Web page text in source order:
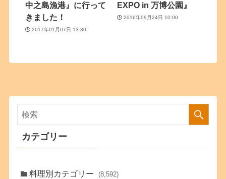
中之島漁港』に行って
きました！
2017年01月07日 13:30
EXPO in 万博公園』
2016年09月24日 10:00
カテゴリー
料理別カテゴリー (8,592)